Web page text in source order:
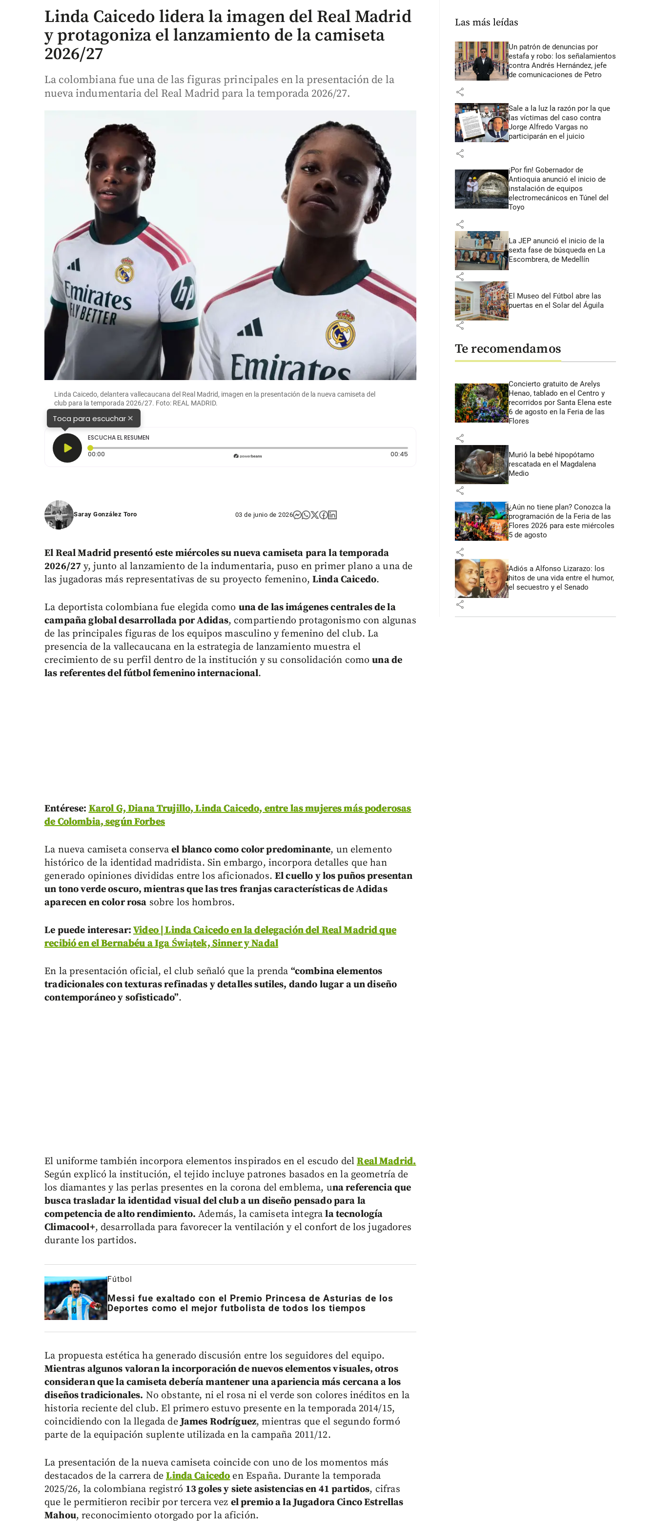
Linda Caicedo lidera la imagen del Real Madrid
y protagoniza el lanzamiento de la camiseta
2026/27
La colombiana fue una de las figuras principales en la presentación de la
nueva indumentaria del Real Madrid para la temporada 2026/27.
Linda Caicedo, delantera vallecaucana del Real Madrid, imagen en la presentación de la nueva camiseta del
club para la temporada 2026/27. Foto: REAL MADRID.
Toca para escuchar×
ESCUCHA EL RESUMEN
00:00
00:45Duración: 45 segundos
Saray González Toro 03 de junio de 2026
El Real Madrid presentó este miércoles su nueva camiseta para la temporada
2026/27 y, junto al lanzamiento de la indumentaria, puso en primer plano a una de
las jugadoras más representativas de su proyecto femenino,Linda Caicedo.
La deportista colombiana fue elegida como una de las imágenes centrales de la
campaña global desarrollada por Adidas, compartiendo protagonismo con algunas
de las principales figuras de los equipos masculino y femenino del club. La
presencia de la vallecaucana en la estrategia de lanzamiento muestra el
crecimiento de su perfil dentro de la institución y su consolidación comouna de
las referentes del fútbol femenino internacional.
Entérese:Karol G, Diana Trujillo, Linda Caicedo, entre las mujeres más poderosas
de Colombia, según Forbes
La nueva camiseta conservael blanco como color predominante, un elemento
histórico de la identidad madridista. Sin embargo, incorpora detalles que han
generado opiniones divididas entre los aficionados. El cuello y los puños presentan
un tono verde oscuro, mientras que las tres franjas características de Adidas
aparecen en color rosa sobre los hombros.
Le puede interesar:Video | Linda Caicedo en la delegación del Real Madrid que
recibió en el Bernabéu a Iga Świątek, Sinner y Nadal
En la presentación oficial, el club señaló que la prenda “combina elementos
tradicionales con texturas refinadas y detalles sutiles, dando lugar a un diseño
contemporáneo y sofisticado”.
El uniforme también incorpora elementos inspirados en el escudo delReal Madrid.
Según explicó la institución, el tejido incluye patrones basados en la geometría de
los diamantes y las perlas presentes en la corona del emblema, una referencia que
busca trasladar la identidad visual del club a un diseño pensado para la
competencia de alto rendimiento. Además, la camiseta integrala tecnología
Climacool+, desarrollada para favorecer la ventilación y el confort de los jugadores
durante los partidos.
Fútbol
Messi fue exaltado con el Premio Princesa de Asturias de los
Deportes como el mejor futbolista de todos los tiempos
La propuesta estética ha generado discusión entre los seguidores del equipo.
Mientras algunos valoran la incorporación de nuevos elementos visuales, otros
consideran que la camiseta debería mantener una apariencia más cercana a los
diseños tradicionales. No obstante, ni el rosa ni el verde son colores inéditos en la
historia reciente del club. El primero estuvo presente en la temporada 2014/15,
coincidiendo con la llegada deJames Rodríguez, mientras que el segundo formó
parte de la equipación suplente utilizada en la campaña 2011/12.
La presentación de la nueva camiseta coincide con uno de los momentos más
destacados de la carrera deLinda Caicedoen España. Durante la temporada
2025/26, la colombiana registró 13 goles y siete asistencias en 41 partidos, cifras
que le permitieron recibir por tercera vez el premio a la Jugadora Cinco Estrellas
Mahou, reconocimiento otorgado por la afición.
Las más leídas
Un patrón de denuncias por
estafa y robo: los señalamientos
contra Andrés Hernández, jefe
de comunicaciones de Petro
share
Sale a la luz la razón por la que
las víctimas del caso contra
Jorge Alfredo Vargas no
participarán en el juicio
share
¡Por fin! Gobernador de
Antioquia anunció el inicio de
instalación de equipos
electromecánicos en Túnel del
Toyo
share
La JEP anunció el inicio de la
sexta fase de búsqueda en La
Escombrera, de Medellín
share
El Museo del Fútbol abre las
puertas en el Solar del Águila
share
Te recomendamos
Concierto gratuito de Arelys
Henao, tablado en el Centro y
recorridos por Santa Elena este
6 de agosto en la Feria de las
Flores
share
Murió la bebé hipopótamo
rescatada en el Magdalena
Medio
share
¿Aún no tiene plan? Conozca la
programación de la Feria de las
Flores 2026 para este miércoles
5 de agosto
share
Adiós a Alfonso Lizarazo: los
hitos de una vida entre el humor,
el secuestro y el Senado
share